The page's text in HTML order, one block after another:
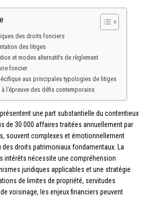
des droits fonciers
des litiges
et modes alternatifs de règlement
foncier
aux principales typologies de litiges
l’épreuve des défis contemporains
une part substantielle du contentieux
de 30 000 affaires traitées annuellement par
souvent complexes et émotionnellement
des droits patrimoniaux fondamentaux. La
intérêts nécessite une compréhension
juridiques applicables et une stratégie
de limites de propriété, servitudes
voisinage, les enjeux financiers peuvent